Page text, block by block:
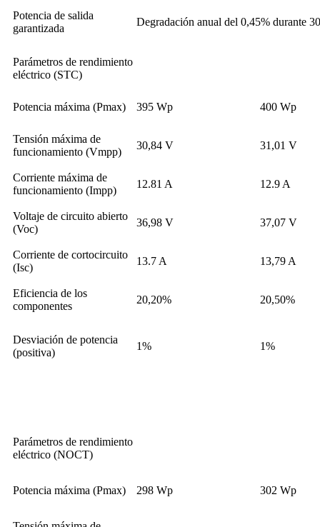
Potencia de salida
garantizada
Degradación anual del 0,45% durante
Parámetros de rendimiento
eléctrico (STC)
Potencia máxima (Pmax) 395 Wp 400 Wp
Tensión máxima de
funcionamiento (Vmpp)
30,84 V 31,01 V
Corriente máxima de
funcionamiento (Impp)
12.81 A 12.9 A
Voltaje de circuito abierto
(Voc)
36,98 V 37,07 V
Corriente de cortocircuito
(Isc)
13.7 A 13,79 A
Eficiencia de los
componentes
20,20% 20,50%
Desviación de potencia
(positiva)
1% 1%
Parámetros de rendimiento
eléctrico (NOCT)
Potencia máxima (Pmax) 298 Wp 302 Wp